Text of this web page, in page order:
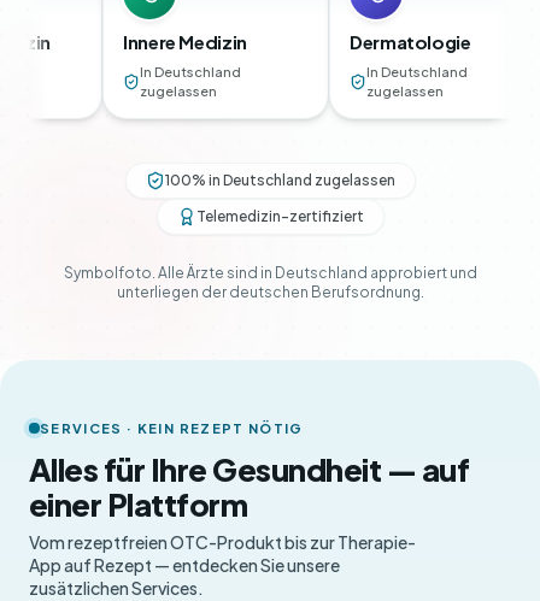
Innere Medizin
In Deutschland
zugelassen
Dermatologie
In Deutschland
zugelassen
100% in Deutschland zugelassen
Telemedizin-zertifiziert
Symbolfoto. Alle Ärzte sind in Deutschland approbiert und
unterliegen der deutschen Berufsordnung.
SERVICES · KEIN REZEPT NÖTIG
Alles für Ihre Gesundheit — auf
einer Plattform
Vom rezeptfreien OTC-Produkt bis zur Therapie-
App auf Rezept — entdecken Sie unsere
zusätzlichen Services.